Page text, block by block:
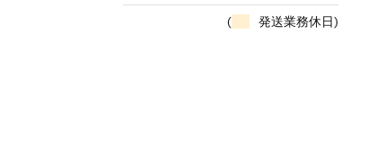
( 発送業務休日)